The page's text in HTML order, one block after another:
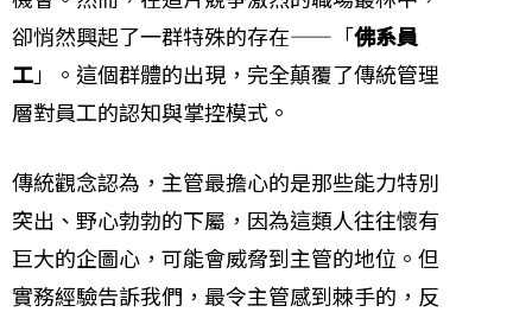
卻悄然興起了一群特殊的存在——「佛系員
工」。這個群體的出現，完全顛覆了傳統管理
層對員工的認知與掌控模式。
傳統觀念認為，主管最擔心的是那些能力特別
突出、野心勃勃的下屬，因為這類人往往懷有
巨大的企圖心，可能會威脅到主管的地位。但
實務經驗告訴我們，最令主管感到棘手的，反